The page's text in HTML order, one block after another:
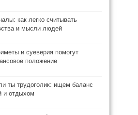
как легко считывать
и мысли людей
и суеверия помогут
положение
ты трудоголик: ищем баланс
и отдыхом